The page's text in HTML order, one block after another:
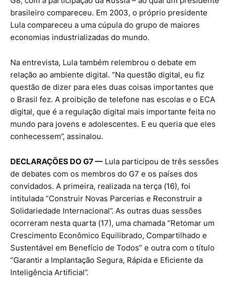
brasileiro compareceu. Em 2003, o próprio presidente
Lula compareceu a uma cúpula do grupo de maiores
economias industrializadas do mundo.
Na entrevista, Lula também relembrou o debate em
relação ao ambiente digital. “Na questão digital, eu fiz
questão de dizer para eles duas coisas importantes que
o Brasil fez. A proibição de telefone nas escolas e o ECA
digital, que é a regulação digital mais importante feita no
mundo para jovens e adolescentes. E eu queria que eles
conhecessem”, assinalou.
DECLARAÇÕES DO G7 — Lula participou de três sessões
de debates com os membros do G7 e os países dos
convidados. A primeira, realizada na terça (16), foi
intitulada “Construir Novas Parcerias e Reconstruir a
Solidariedade Internacional”. As outras duas sessões
ocorreram nesta quarta (17), uma chamada “Retomar um
Crescimento Econômico Equilibrado, Compartilhado e
Sustentável em Benefício de Todos” e outra com o título
“Garantir a Implantação Segura, Rápida e Eficiente da
Inteligência Artificial”.